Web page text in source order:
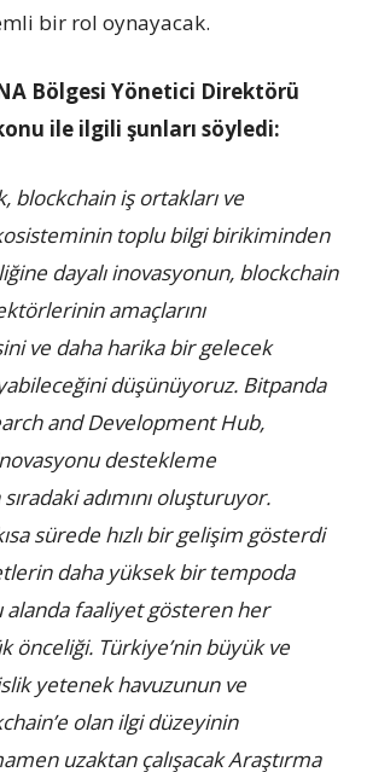
bir rol oynayacak.
Bölgesi Yönetici Direktörü
ile ilgili şunları söyledi:
blockchain iş ortakları ve
toplu bilgi birikiminden
dayalı inovasyonun, blockchain
amaçlarını
ve daha harika bir gelecek
düşünüyoruz. Bitpanda
and Development Hub,
destekleme
sıradaki adımını oluşturuyor.
sürede hızlı bir gelişim gösterdi
daha yüksek bir tempoda
faaliyet gösteren her
önceliği. Türkiye’nin büyük ve
yetenek havuzunun ve
olan ilgi düzeyinin
uzaktan çalışacak Araştırma